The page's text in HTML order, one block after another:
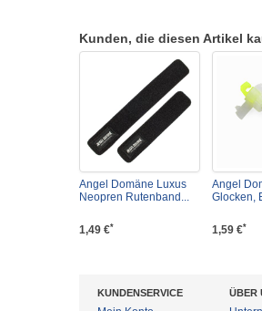
Kunden, die diesen Artikel
Angel Domäne Luxus
Neopren Rutenband...
1,49 €*
Angel
Glocken,
1,59 €*
KUNDENSERVICE ÜBER